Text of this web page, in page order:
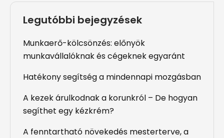
Legutóbbi bejegyzések
Munkaerő-kölcsönzés: előnyök
munkavállalóknak és cégeknek egyaránt
Hatékony segítség a mindennapi mozgásban
A kezek árulkodnak a korunkról – De hogyan
segíthet egy kézkrém?
A fenntartható növekedés mesterterve, a